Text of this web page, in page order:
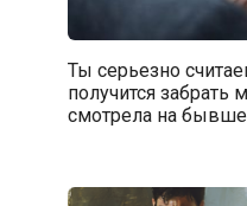
Ты серьезно
получится забрать
смотрела на